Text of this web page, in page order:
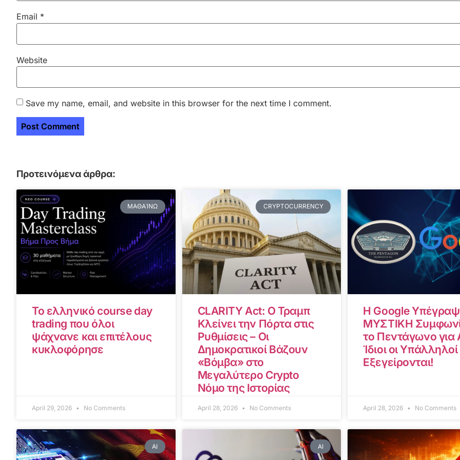
Email *
Website
Save my name, email, and website in this browser for the next time I comment.
Προτεινόμενα άρθρα:
ΜΑΘΑΊΝΩ
Το ελληνικό course day
trading που όλοι
ψάχνανε και επιτέλους
κυκλοφόρησε
April 29, 2026 No Comments
CRYPTOCURRENCY
CLARITY Act: Ο Τραμπ
Κλείνει την Πόρτα στις
Ρυθμίσεις – Οι
Δημοκρατικοί Βάζουν
«Βόμβα» στο
Μεγαλύτερο Crypto
Νόμο της Ιστορίας
April 28, 2026 No Comments
Η Google
ΜΥΣΤΙΚΗ
το Πεντάγωνο για
Ίδιοι οι
Εξεγείρονται!
April 28, 2026 No Comments
AI AI